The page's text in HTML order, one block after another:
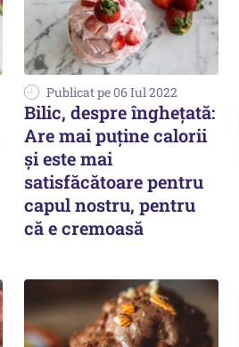
Publicat pe 06 Iul 2022
Bilic, despre înghețată:
Are mai puține calorii
și este mai
satisfăcătoare pentru
capul nostru, pentru
că e cremoasă